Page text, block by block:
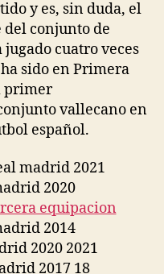
y es, sin duda, el
conjunto de
jugado cuatro veces
sido en Primera
primer
vallecano en
español.